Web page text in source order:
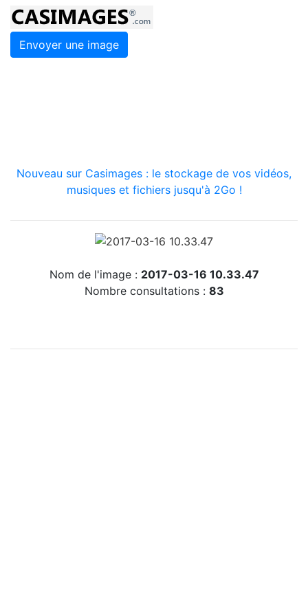
Envoyer une image
Nouveau sur Casimages : le stockage de vos vidéos,
musiques et fichiers jusqu'à 2Go !
Nom de l'image : 2017-03-16 10.33.47
Nombre consultations : 83